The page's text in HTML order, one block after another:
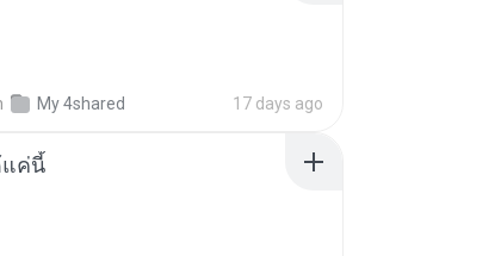
My 4shared 17 days ago
ค่นี้